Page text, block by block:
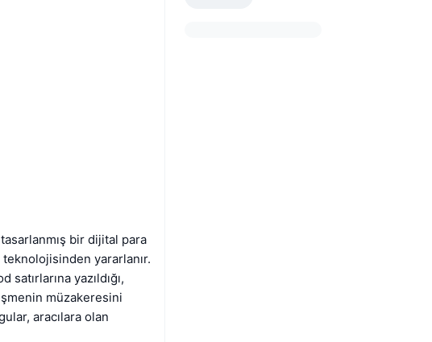
bir dijital para
yararlanır.
yazıldığı,
müzakeresini
aracılara olan